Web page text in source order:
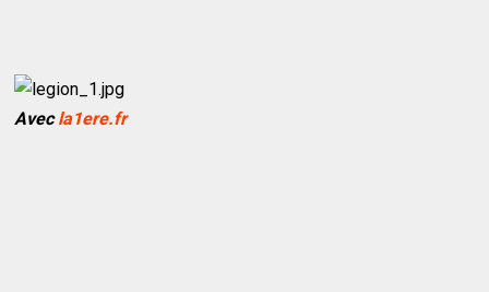
Avecla1ere.fr